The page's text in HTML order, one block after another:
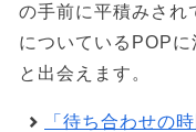
の手前に平積みされ
についているPOP
と出会えます。
「待ち合わせの